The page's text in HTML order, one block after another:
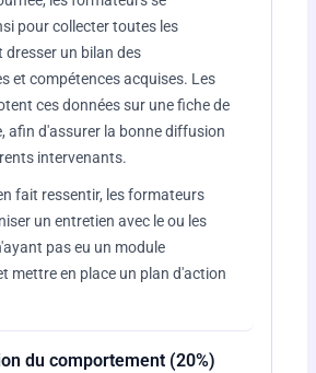
pour collecter toutes les
dresser un bilan des
et compétences acquises. Les
ces données sur une fiche de
afin d'assurer la bonne diffusion
intervenants.
fait ressentir, les formateurs
un entretien avec le ou les
pas eu un module
mettre en place un plan d'action
du comportement (20%)